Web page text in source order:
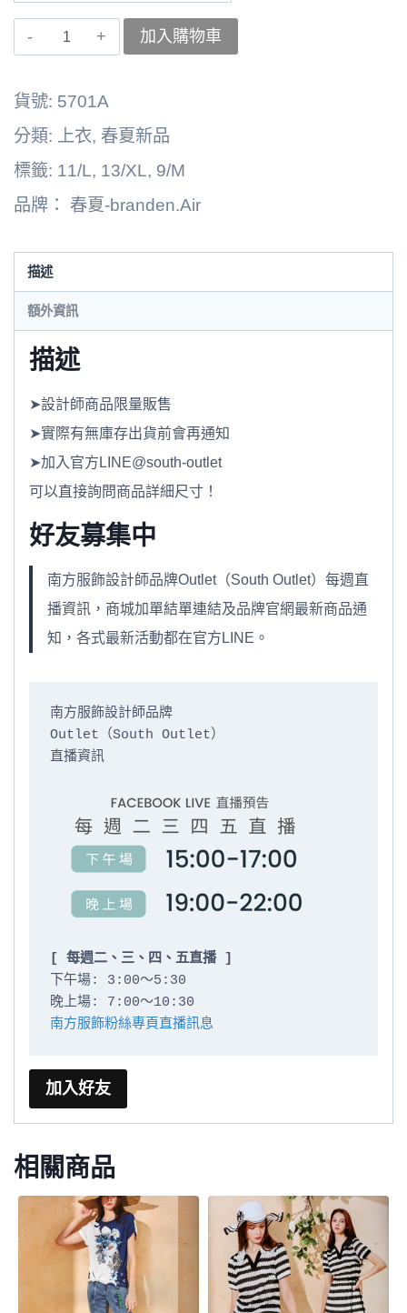
〚branden.Air〛
5701A
數
量
加入購物車
貨號: 5701A
分類:
上衣, 春夏新品
標籤: 11/L, 13/XL, 9/M
品牌： 春夏-branden.Air
描述
額外資訊
描述
➤設計師商品限量販售
➤實際有無庫存出貨前會再通知
➤加入官方LINE@south-outlet
可以直接詢問商品詳細尺寸！
好友募集中
南方服飾設計師品牌Outlet（South Outlet）每週直
播資訊，商城加單結單連結及品牌官網最新商品通
知，各式最新活動都在官方LINE。
南方服飾設計師品牌
Outlet（South Outlet）
直播資訊
[ 每週二、三、四、五直播 ]
下午場: 3:00～5:30
南方服飾粉絲專頁直播訊息
加入好友
相關商品